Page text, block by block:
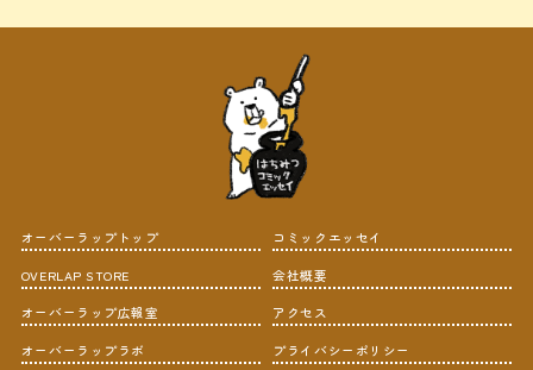
オーバーラップトップ
OVERLAP STORE
オーバーラップ広報室
オーバーラップラボ
コミックエッセイ
会社概要
アクセス
プライバシーポリシー